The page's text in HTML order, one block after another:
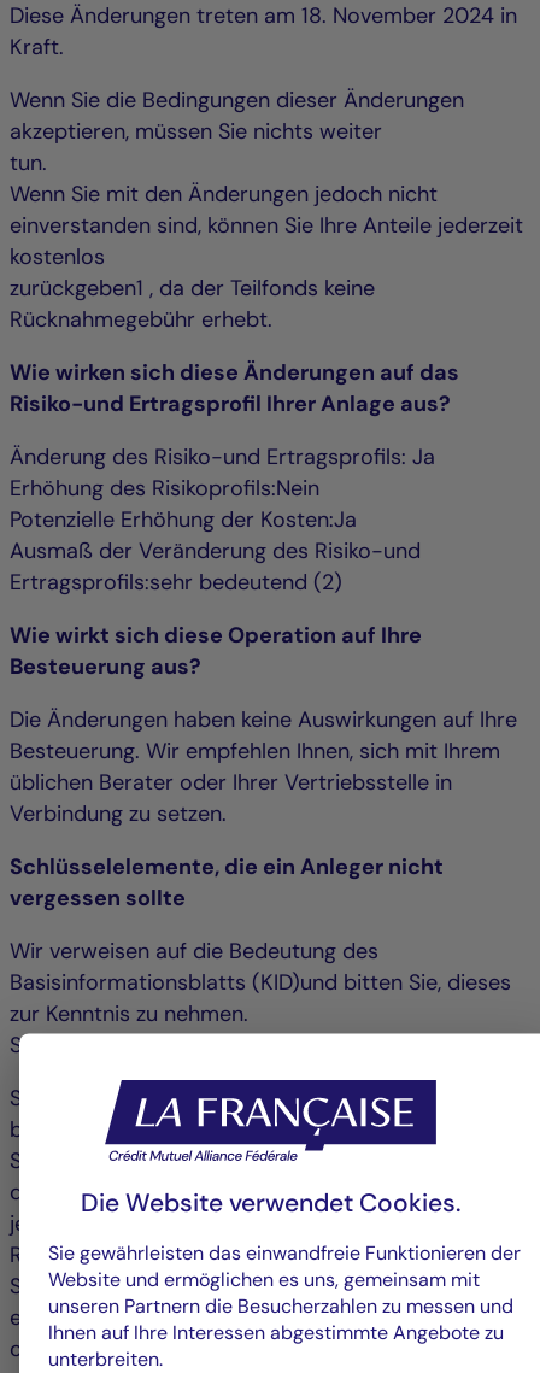
Diese Änderungen treten am 18. November 2024 in
Kraft.
Wenn Sie die Bedingungen dieser Änderungen
akzeptieren, müssen Sie nichts weiter
tun.
Wenn Sie mit den Änderungen jedoch nicht
einverstanden sind, können Sie Ihre Anteile jederzeit
kostenlos
zurückgeben1 , da der Teilfonds keine
Rücknahmegebühr erhebt.
Wie wirken sich diese Änderungen auf das
Risiko-und Ertragsprofil Ihrer Anlage aus?
Änderung des Risiko-und Ertragsprofils: Ja
Erhöhung des Risikoprofils:Nein
Potenzielle Erhöhung der Kosten:Ja
Ausmaß der Veränderung des Risiko-und
Ertragsprofils:sehr bedeutend (2)
Wie wirkt sich diese Operation auf Ihre
Besteuerung aus?
Die Änderungen haben keine Auswirkungen auf Ihre
Besteuerung. Wir empfehlen Ihnen, sich mit Ihrem
üblichen Berater oder Ihrer Vertriebsstelle in
Verbindung zu setzen.
Schlüsselelemente, die ein Anleger nicht
vergessen sollte
Wir verweisen auf die Bedeutung des
Basisinformationsblatts (KID)und bitten Sie, dieses
zur Kenntnis zu nehmen.
Sie haben folgende Möglichkeiten:
Sie sind mit der Änderung einverstanden –dann
brauchen Sie nichts weiter zu tun;
Sie sind mit der Änderung nicht einverstanden –in
diesem Fall können Sie Ihre Anteile des Teilfonds
jederzeitkostenfrei zurückgeben, da dieser keine
Rücknahmegebühr erhebt;
Sie haben keine Meinung zu der Operation –wir
empfehlen Ihnen in dem Fall, sich an Ihren Berater
oder IhreVertriebsstelle zu wenden.
Die Website verwendet Cookies.
Sie gewährleisten das einwandfreie Funktionieren der
Website und ermöglichen es uns, gemeinsam mit
unseren Partnern die Besucherzahlen zu messen und
Ihnen auf Ihre Interessen abgestimmte Angebote zu
unterbreiten.